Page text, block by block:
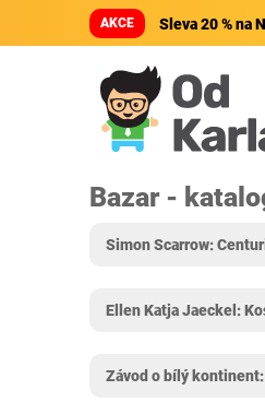
AKCE Sleva 20 % na
Bazar -
Simon Scarrow:
Ellen Katja Jaeckel:
Závod o bílý